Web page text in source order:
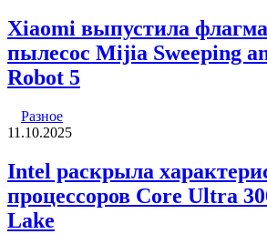
Xiaomi выпустила
пылесос Mijia Sweeping
Robot 5
Разное
11.10.2025
Intel раскрыла
процессоров Core Ultra
Lake